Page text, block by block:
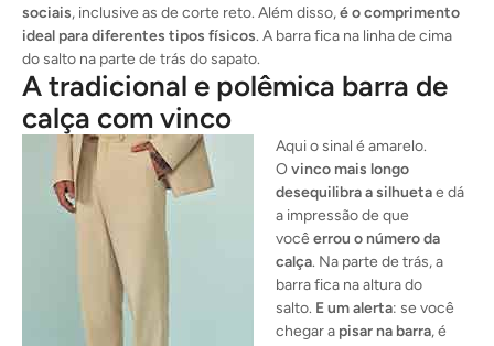
sociais, inclusive as de corte reto. Além disso,é o comprimento
ideal para diferentes tipos físicos. A barra fica na linha de cima
do salto na parte de trás do sapato.
A tradicional e polêmica barra de
calça com vinco
Aqui o sinal é amarelo.
Ovinco mais longo
desequilibra a silhuetae dá
a impressão de que
você errou o número da
calça. Na parte de trás, a
barra fica na altura do
salto. E um alerta: se você
chegar a pisar na barra, é